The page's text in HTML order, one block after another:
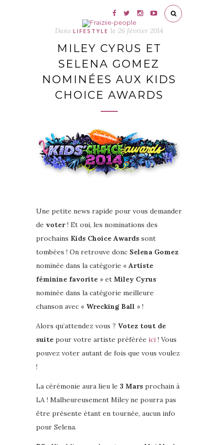
Dans LIFESTYLE le 26 février 2014
MILEY CYRUS ET
SELENA GOMEZ
NOMINÉES AUX KIDS
CHOICE AWARDS
Une petite news rapide pour vous demander
de voter! Et oui, les nominations des
prochains Kids Choice Awards sont
tombées ! On retrouve donc Selena Gomez
nominée dans la catégorie « Artiste
féminine favorite » et Miley Cyrus
nominée dans la catégorie meilleure
chanson avec « Wrecking Ball » !
Alors qu’attendez vous ? Votez tout de
suite pour votre artiste préférée ici ! Vous
pouvez voter autant de fois que vous voulez
!
La cérémonie aura lieu le 3 Mars prochain à
LA ! Malheureusement Miley ne pourra pas
être présente étant en tournée, aucun info
pour Selena.